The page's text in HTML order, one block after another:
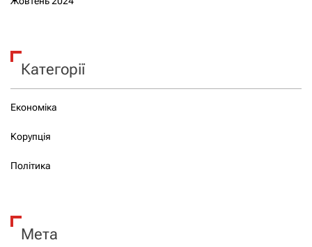
Категорії
Економіка
Корупція
Політика
Мета